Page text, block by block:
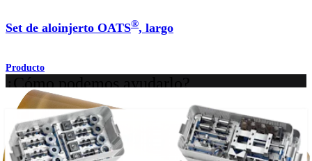
Set de aloinjerto OATS®, largo
Producto
¿Cómo podemos ayudarlo?
Contacte a un representante
Ver eventos, laboratorios y oportunidades educativas
Regístrese para recibir: ¿Qué hay de nuevo en Arthrex?
Conéctese con nosotros